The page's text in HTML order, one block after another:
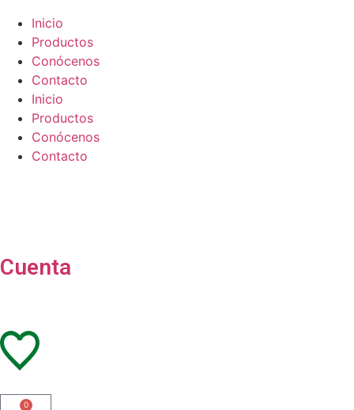
Inicio
Productos
Conócenos
Contacto
Inicio
Productos
Conócenos
Contacto
Cuenta
0